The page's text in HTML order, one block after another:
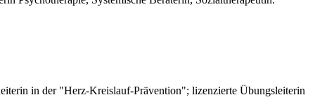
in der "Herz-Kreislauf-Prävention"; lizenzierte Übungsleiterin